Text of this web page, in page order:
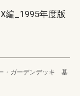
編_1995年度版
・ガーデンデッキ 基